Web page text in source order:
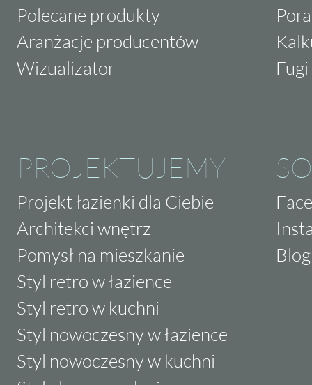
Polecane produkty
Aranżacje producentów
Wizualizator
PROJEKTUJEMY
Projekt łazienki dla Ciebie
Architekci wnętrz
Pomysł na mieszkanie
Styl retro w łazience
Styl retro w kuchni
Styl nowoczesny w łazience
Styl nowoczesny w kuchni
Blog